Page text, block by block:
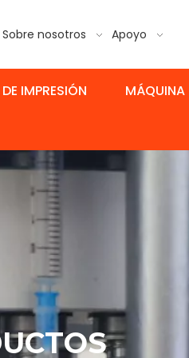
Sobre nosotros Apoyo
IMPRESIÓN MÁQUINA